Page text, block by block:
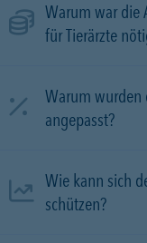
Warum war die
für Tierärzte
Warum wurden
angepasst?
Wie kann sich
schützen?